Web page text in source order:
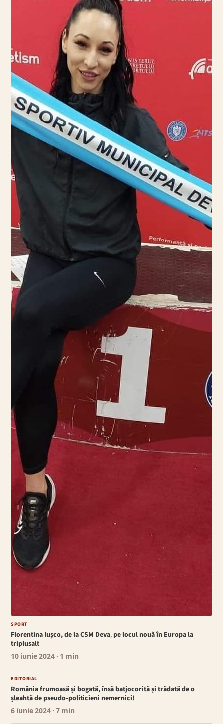
SPORT
Florentina Iușco, de la CSM Deva, pe locul nouă în Europa la
triplusalt
10 iunie 2024 · 1 min
EDITORIAL
România frumoasă și bogată, însă batjocorită și trădată de o
șleahtă de pseudo-politicieni nemernici!
6 iunie 2024 · 7 min